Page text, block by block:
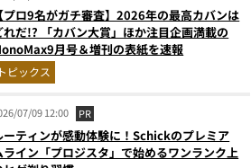
【プロ9名がガチ審査】2026年の最高カバンは
れだ!? 「カバン大賞」ほか注目企画満載の
月号＆増刊の表紙を速報
トピックス
07/09 12:00 PR
ーティンが感動体験に！Schickのプレミア
ライン「プロジスタ」で始めるワンランク上